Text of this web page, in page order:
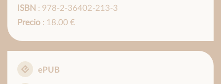
ISBN : 978-2-36402-213-3
Precio : 18.00 €
ePUB